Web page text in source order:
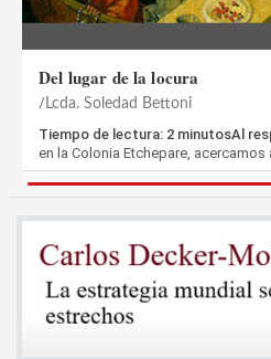
Del lugar de la locura
Lcda. Soledad Bettoni
Tiempo de lectura: 2 minutosAl
en la Colonia Etchepare,